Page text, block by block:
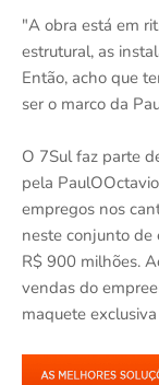
"A obra está em
estrutural, as
Então, acho que
ser o marco da
O 7Sul faz parte
pela
empregos nos
neste conjunto de
R$ 900 milhões.
vendas do
maquete